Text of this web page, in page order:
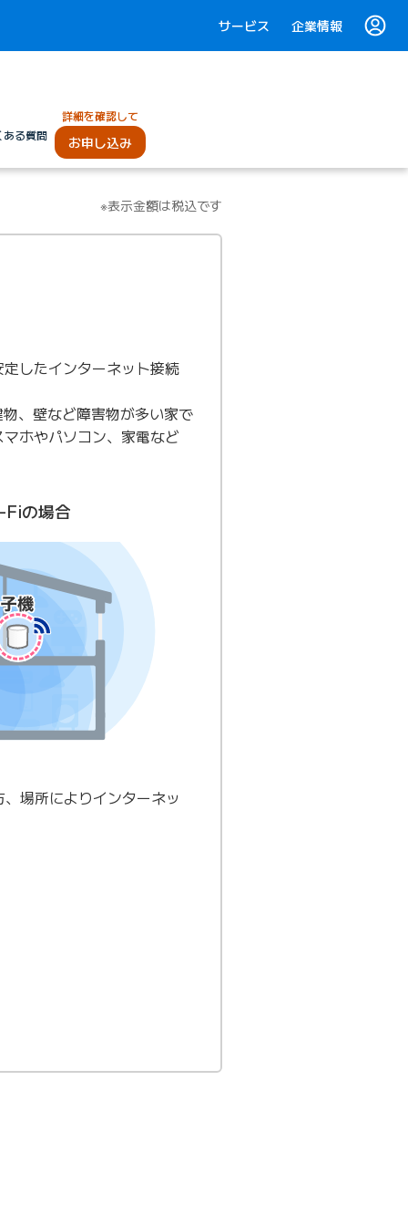
サービス 企業情報
ある質問
詳細を確認して
お申し込み
※表示金額は税込です
したインターネット接続
、壁など障害物が多い家で
ホやパソコン、家電など
Fiの場合
場所によりインターネッ